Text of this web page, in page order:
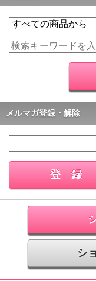
メルマガ登録・解除
シ